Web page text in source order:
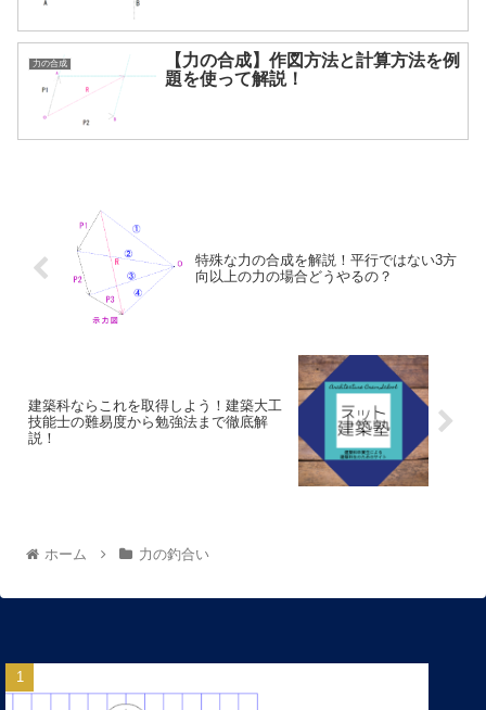
力の合成
【力の合成】作図方法と計算方法を例
題を使って解説！
特殊な力の合成を解説！平行ではない3方
向以上の力の場合どうやるの？
建築科ならこれを取得しよう！建築大工
技能士の難易度から勉強法まで徹底解
説！
ホーム 力の釣合い